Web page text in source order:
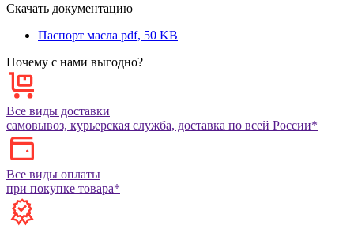
Скачать документацию
Паспорт масла pdf, 50 KB
Почему с нами выгодно?
Все виды доставки
самовывоз, курьерская служба, доставка по всей России*
Все виды оплаты
при покупке товара*